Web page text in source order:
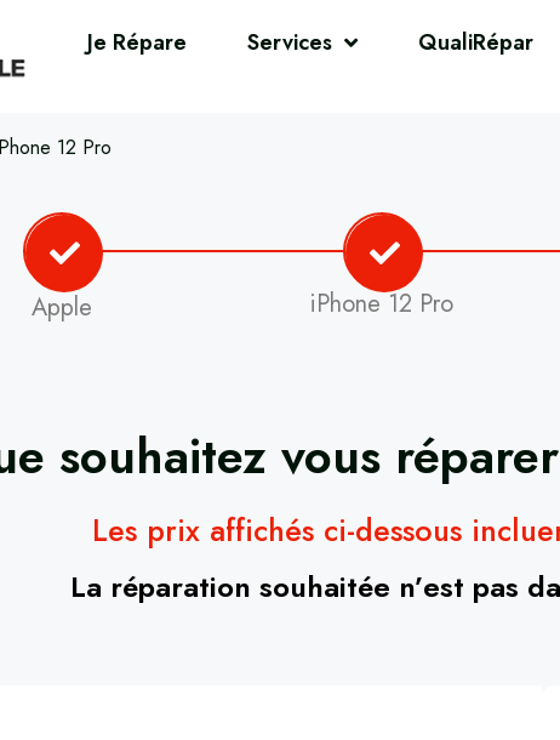
Je Répare Services QualiRépar
12 Pro
Apple iPhone 12 Pro
souhaitez vous
Les prix affichés ci-dessous
La réparation souhaitée n’est pas